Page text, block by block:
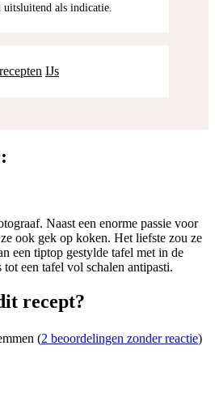
uitsluitend als indicatie.
IJs
Naast een enorme passie voor
ook gek op koken. Het liefste zou ze
een tiptop gestylde tafel met in de
een tafel vol schalen antipasti.
recept?
(2 beoordelingen zonder reactie)